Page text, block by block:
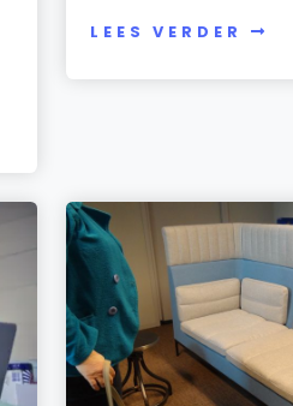
LEES VERDER